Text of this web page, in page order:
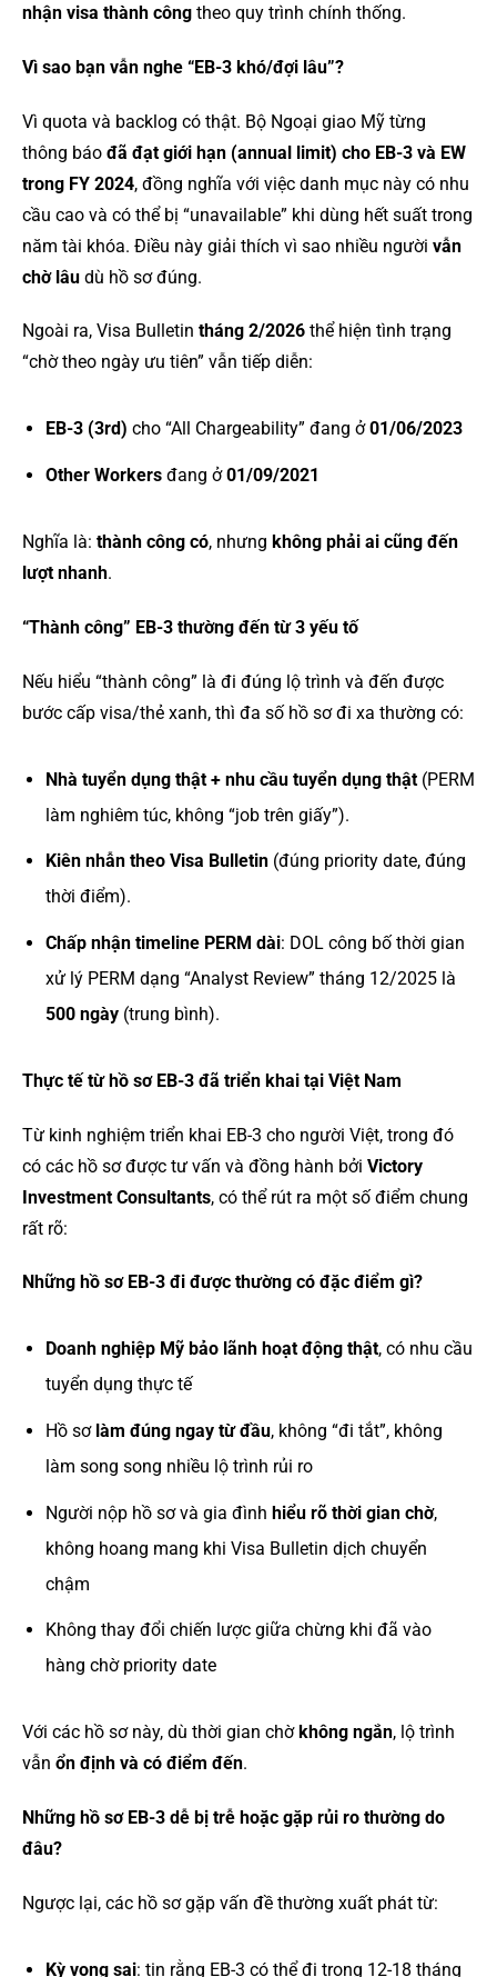
nhận visa thành công theo quy trình chính thống.
Vì sao bạn vẫn nghe “EB-3 khó/đợi lâu”?
Vì quota và backlog có thật. Bộ Ngoại giao Mỹ từng
thông báo đã đạt giới hạn (annual limit) cho EB-3 và EW
trong FY 2024, đồng nghĩa với việc danh mục này có nhu
cầu cao và có thể bị “unavailable” khi dùng hết suất trong
năm tài khóa. Điều này giải thích vì sao nhiều người vẫn
chờ lâu dù hồ sơ đúng.
Ngoài ra, Visa Bulletin tháng 2/2026 thể hiện tình trạng
“chờ theo ngày ưu tiên” vẫn tiếp diễn:
EB-3 (3rd) cho “All Chargeability” đang ở01/06/2023
Other Workersđang ở01/09/2021
Nghĩa là: thành công có, nhưng không phải ai cũng đến
lượt nhanh.
“Thành công” EB-3 thường đến từ 3 yếu tố
Nếu hiểu “thành công” là đi đúng lộ trình và đến được
bước cấp visa/thẻ xanh, thì đa số hồ sơ đi xa thường có:
Nhà tuyển dụng thật + nhu cầu tuyển dụng thật(PERM
làm nghiêm túc, không “job trên giấy”).
Kiên nhẫn theo Visa Bulletin(đúng priority date, đúng
thời điểm).
Chấp nhận timeline PERM dài: DOL công bố thời gian
xử lý PERM dạng “Analyst Review” tháng 12/2025 là
500 ngày(trung bình).
Thực tế từ hồ sơ EB-3 đã triển khai tại Việt Nam
Từ kinh nghiệm triển khai EB-3 cho người Việt, trong đó
có các hồ sơ được tư vấn và đồng hành bởi Victory
Investment Consultants, có thể rút ra một số điểm chung
rất rõ:
Những hồ sơ EB-3 đi được thường có đặc điểm gì?
Doanh nghiệp Mỹ bảo lãnh hoạt động thật, có nhu cầu
tuyển dụng thực tế
Hồ sơ làm đúng ngay từ đầu, không “đi tắt”, không
làm song song nhiều lộ trình rủi ro
Người nộp hồ sơ và gia đình hiểu rõ thời gian chờ,
không hoang mang khi Visa Bulletin dịch chuyển
chậm
Không thay đổi chiến lược giữa chừng khi đã vào
hàng chờ priority date
Với các hồ sơ này, dù thời gian chờkhông ngắn, lộ trình
vẫn ổn định và có điểm đến.
Những hồ sơ EB-3 dễ bị trễ hoặc gặp rủi ro thường do
đâu?
Ngược lại, các hồ sơ gặp vấn đề thường xuất phát từ:
Kỳ vọng sai: tin rằng EB-3 có thể đi trong 12-18 tháng